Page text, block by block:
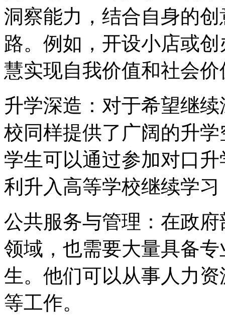
洞察能力，结合自身的
路。例如，开设小店或
慧实现自我价值和社会
升学深造：对于希望继
校同样提供了广阔的升
学生可以通过参加对口
利升入高等学校继续学
公共服务与管理：在政
领域，也需要大量具备
生。他们可以从事人力
等工作。